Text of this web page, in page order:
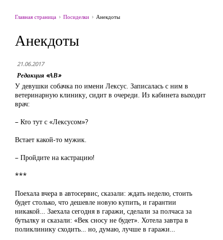
Главная страница Посиделки Анекдоты
Анекдоты
21.06.2017
Редакция «АВ»
У девушки собачка по имени Лексус. Записалась с ним в
ветеринарную клинику, сидит в очереди. Из кабинета выходит
врач:
– Кто тут с «Лексусом»?
Встает какой-то мужик.
– Пройдите на кастрацию!
***
Поехала вчера в автосервис, сказали: ждать неделю, стоить
будет столько, что дешевле новую купить, и гарантии
никакой… Заехала сегодня в гаражи, сделали за полчаса за
бутылку и сказали: «Век сносу не будет». Хотела завтра в
поликлинику сходить… но, думаю, лучше в гаражи…